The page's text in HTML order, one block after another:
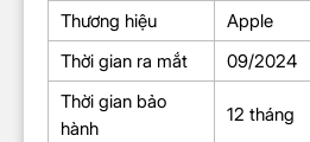
Thương hiệu
Apple
Thời gian ra mắt
09/2024
Thời gian bảo
hành
12 tháng